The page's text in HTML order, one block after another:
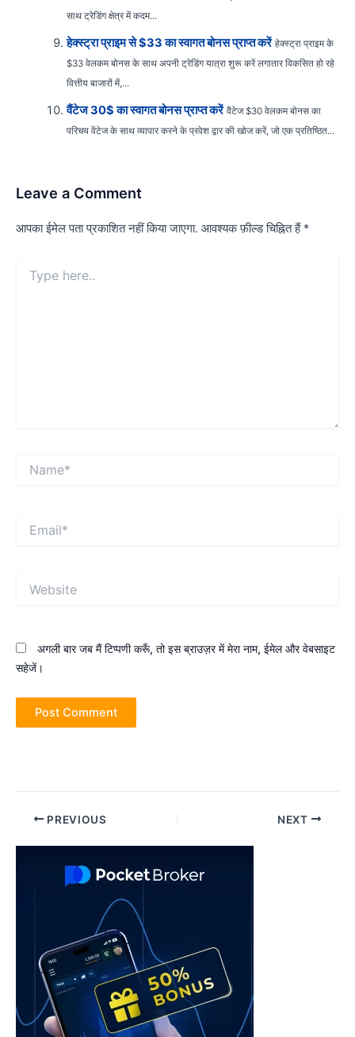
साथ ट्रेडिंग क्षेत्र में कदम...
हेक्स्ट्रा प्राइम से $33 का स्वागत बोनस प्राप्त करें हेक्स्ट्रा प्राइम के
$33 वेलकम बोनस के साथ अपनी ट्रेडिंग यात्रा शुरू करें लगातार विकसित हो रहे
वित्तीय बाजारों में,...
वैंटेज 30$ का स्वागत बोनस प्राप्त करें वैंटेज $30 वेलकम बोनस का
परिचय वेंटेज के साथ व्यापार करने के प्रवेश द्वार की खोज करें, जो एक प्रतिष्ठित...
Leave a Comment
आपका ईमेल पता प्रकाशित नहीं किया जाएगा. आवश्यक फ़ील्ड चिह्नित हैं *
here..
अगली बार जब मैं टिप्पणी करूँ, तो इस ब्राउज़र में मेरा नाम, ईमेल और वेबसाइट
सहेजें।
Post PREVIOUS NEXT